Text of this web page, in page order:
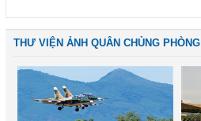
THƯ VIỆN ẢNH QUÂN CHỦNG